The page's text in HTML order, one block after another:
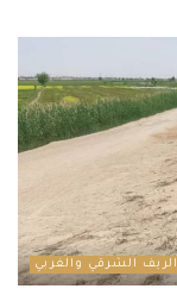
الريف الشرقي والغربي